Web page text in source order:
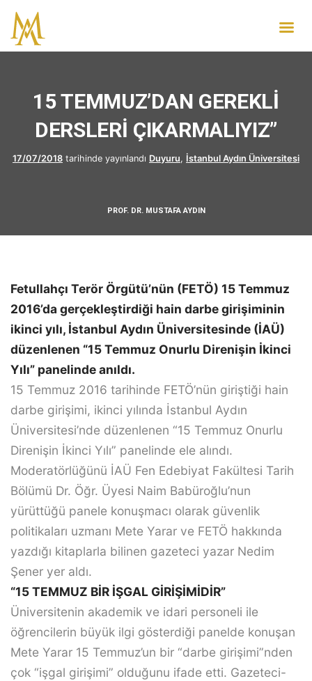
15 TEMMUZ’DAN GEREKLİ
DERSLERİ ÇIKARMALIYIZ”
17/07/2018 tarihinde yayınlandı Duyuru, İstanbul Aydın Üniversitesi
PROF. DR. MUSTAFA AYDIN
Fetullahçı Terör Örgütü’nün (FETÖ) 15 Temmuz
2016’da gerçekleştirdiği hain darbe girişiminin
ikinci yılı, İstanbul Aydın Üniversitesinde (İAÜ)
düzenlenen “15 Temmuz Onurlu Direnişin İkinci
Yılı” panelinde anıldı.
15 Temmuz 2016 tarihinde FETÖ’nün giriştiği hain
darbe girişimi, ikinci yılında İstanbul Aydın
Üniversitesi’nde düzenlenen “15 Temmuz Onurlu
Direnişin İkinci Yılı” panelinde ele alındı.
Moderatörlüğünü İAÜ Fen Edebiyat Fakültesi Tarih
Bölümü Dr. Öğr. Üyesi Naim Babüroğlu’nun
yürüttüğü panele konuşmacı olarak güvenlik
politikaları uzmanı Mete Yarar ve FETÖ hakkında
yazdığı kitaplarla bilinen gazeteci yazar Nedim
Şener yer aldı.
“15 TEMMUZ BİR İŞGAL GİRİŞİMİDİR”
Üniversitenin akademik ve idari personeli ile
öğrencilerin büyük ilgi gösterdiği panelde konuşan
Mete Yarar 15 Temmuz’un bir “darbe girişimi”nden
çok “işgal girişimi” olduğunu ifade etti. Gazeteci-